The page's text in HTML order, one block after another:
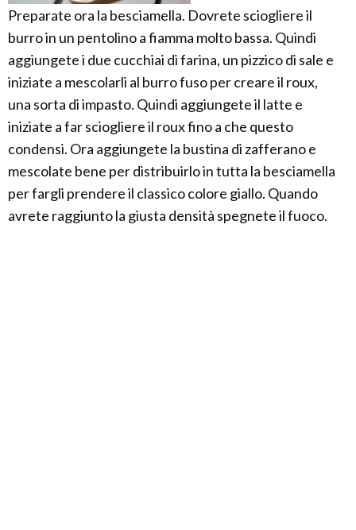
Preparate ora la besciamella. Dovrete sciogliere il
burro in un pentolino a fiamma molto bassa. Quindi
aggiungete i due cucchiai di farina, un pizzico di sale e
iniziate a mescolarli al burro fuso per creare il roux,
una sorta di impasto. Quindi aggiungete il latte e
iniziate a far sciogliere il roux fino a che questo
condensi. Ora aggiungete la bustina di zafferano e
mescolate bene per distribuirlo in tutta la besciamella
per fargli prendere il classico colore giallo. Quando
avrete raggiunto la giusta densità spegnete il fuoco.